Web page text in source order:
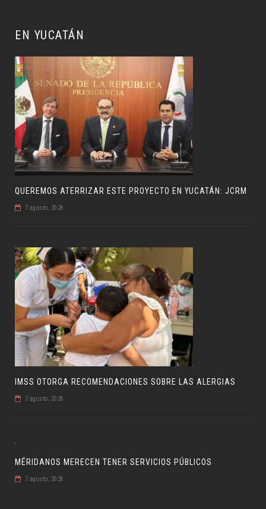
EN YUCATÁN
QUEREMOS ATERRIZAR ESTE PROYECTO EN YUCATÁN: JCRM
7 agosto, 2026
IMSS OTORGA RECOMENDACIONES SOBRE LAS ALERGIAS
7 agosto, 2026
MÉRIDANOS MERECEN TENER SERVICIOS PÚBLICOS
7 agosto, 2026